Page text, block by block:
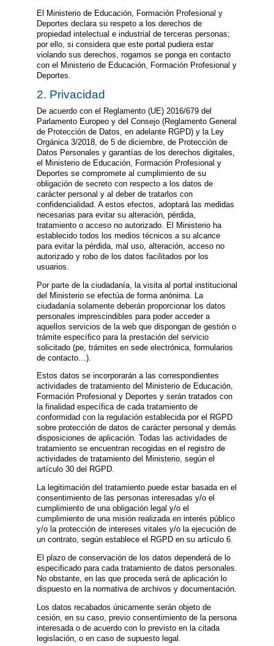
El Ministerio de Educación, Formación Profesional y
Deportes declara su respeto a los derechos de
propiedad intelectual e industrial de terceras personas;
por ello, si considera que este portal pudiera estar
violando sus derechos, rogamos se ponga en contacto
con el Ministerio de Educación, Formación Profesional y
Deportes.
2. Privacidad
De acuerdo con el Reglamento (UE) 2016/679 del
Parlamento Europeo y del Consejo (Reglamento General
de Protección de Datos, en adelante RGPD) y la Ley
Orgánica 3/2018, de 5 de diciembre, de Protección de
Datos Personales y garantías de los derechos digitales,
el Ministerio de Educación, Formación Profesional y
Deportes se compromete al cumplimiento de su
obligación de secreto con respecto a los datos de
carácter personal y al deber de tratarlos con
confidencialidad. A estos efectos, adoptará las medidas
necesarias para evitar su alteración, pérdida,
tratamiento o acceso no autorizado. El Ministerio ha
establecido todos los medios técnicos a su alcance
para evitar la pérdida, mal uso, alteración, acceso no
autorizado y robo de los datos facilitados por los
usuarios.
Por parte de la ciudadanía, la visita al portal institucional
del Ministerio se efectúa de forma anónima. La
ciudadanía solamente deberán proporcionar los datos
personales imprescindibles para poder acceder a
aquellos servicios de la web que dispongan de gestión o
trámite específico para la prestación del servicio
solicitado (pe, trámites en sede electrónica, formularios
de contacto…).
Estos datos se incorporarán a las correspondientes
actividades de tratamiento del Ministerio de Educación,
Formación Profesional y Deportes y serán tratados con
la finalidad específica de cada tratamiento de
conformidad con la regulación establecida por el RGPD
sobre protección de datos de carácter personal y demás
disposiciones de aplicación. Todas las actividades de
tratamiento se encuentran recogidas en el registro de
actividades de tratamiento del Ministerio, según el
artículo 30 del RGPD.
La legitimación del tratamiento puede estar basada en el
consentimiento de las personas interesadas y/o el
cumplimiento de una obligación legal y/o el
cumplimiento de una misión realizada en interés público
y/o la protección de intereses vitales y/o la ejecución de
un contrato, según establece el RGPD en su artículo 6.
El plazo de conservación de los datos dependerá de lo
especificado para cada tratamiento de datos personales.
No obstante, en las que proceda será de aplicación lo
dispuesto en la normativa de archivos y documentación.
Los datos recabados únicamente serán objeto de
cesión, en su caso, previo consentimiento de la persona
interesada o de acuerdo con lo previsto en la citada
legislación, o en caso de supuesto legal.